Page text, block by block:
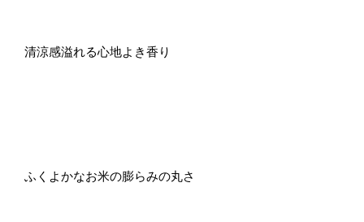
清涼感溢れる心地よき香り
ふくよかなお米の膨らみの丸さ